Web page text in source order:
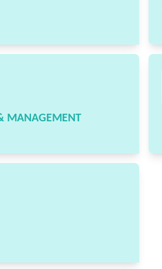
MANAGEMENT